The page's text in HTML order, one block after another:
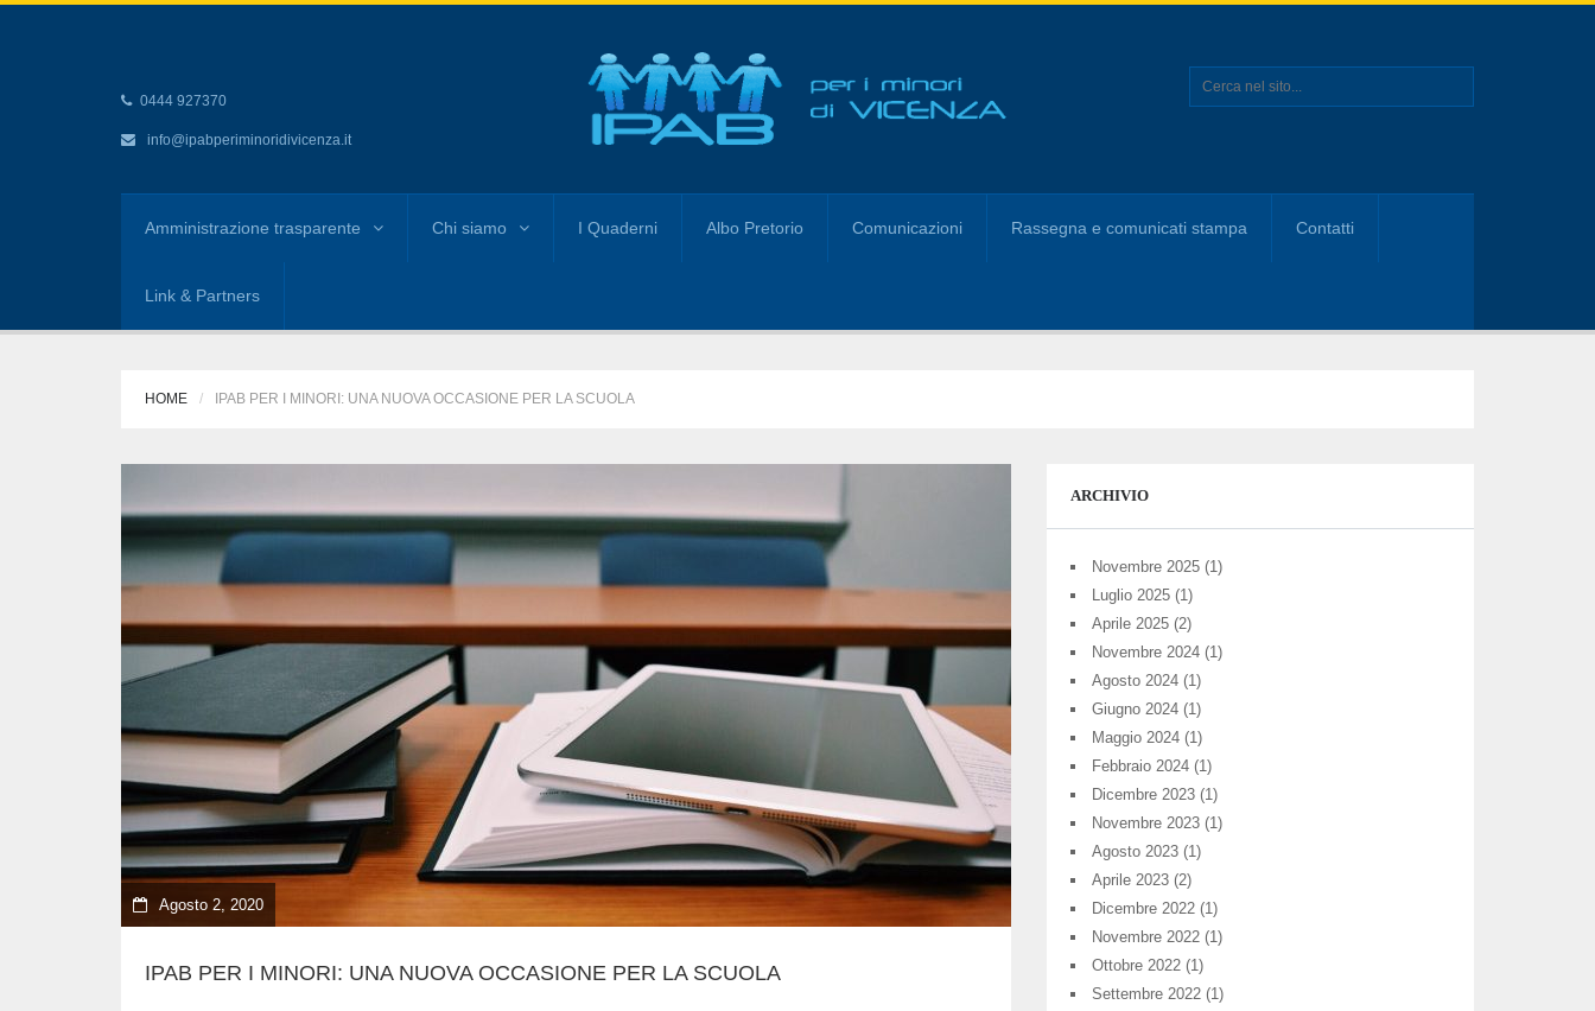
0444 927370
info@ipabperiminoridivicenza.it
Amministrazione trasparente Chi siamo I Quaderni Albo Pretorio Comunicazioni Rassegna e comunicati stampa Contatti
Link & Partners
HOME IPAB PER I MINORI: UNA NUOVA OCCASIONE PER LA SCUOLA
Agosto 2, 2020
IPAB PER I MINORI: UNA NUOVA OCCASIONE PER LA SCUOLA
ARCHIVIO
Novembre 2025 (1)
Luglio 2025 (1)
Aprile 2025 (2)
Novembre 2024 (1)
Agosto 2024 (1)
Giugno 2024 (1)
Maggio 2024 (1)
Febbraio 2024 (1)
Dicembre 2023 (1)
Novembre 2023 (1)
Agosto 2023 (1)
Aprile 2023 (2)
Dicembre 2022 (1)
Novembre 2022 (1)
Ottobre 2022 (1)
Settembre 2022 (1)